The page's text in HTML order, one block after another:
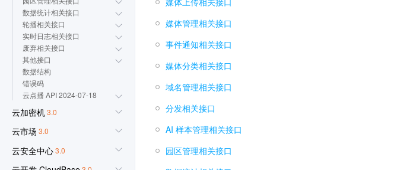
数据统计相关接口
轮播相关接口
实时日志相关接口
废弃相关接口
其他接口
数据结构
错误码
云点播 API 2024-07-18
云加密机3.0
云市场 3.0
云安全中心3.0
媒体管理相关接口
事件通知相关接口
媒体分类相关接口
域名管理相关接口
分发相关接口
AI 样本管理相关接口
园区管理相关接口